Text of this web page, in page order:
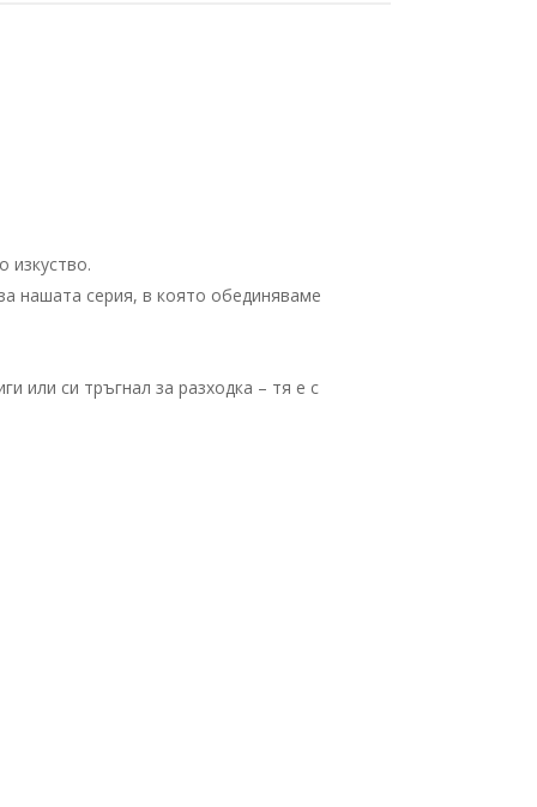
изкуство.
нашата серия, в която обединяваме
или си тръгнал за разходка – тя е с